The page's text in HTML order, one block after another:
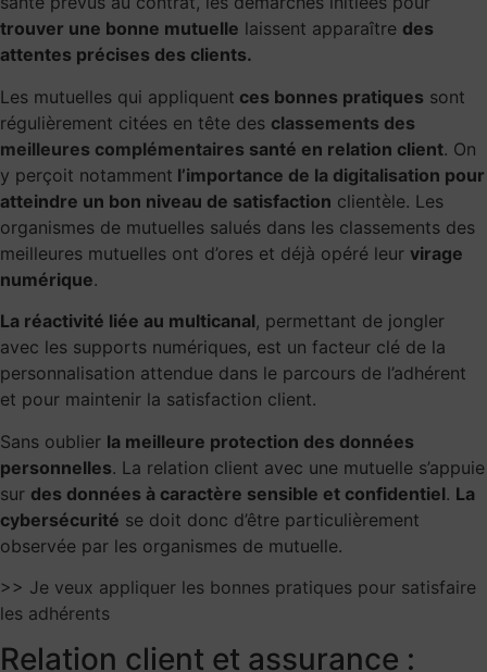
trouver une bonne mutuelle laissent apparaître des
attentes précises des clients.
Les mutuelles qui appliquent ces bonnes pratiques sont
régulièrement citées en tête des classements des
meilleures complémentaires santé en relation client. On
y perçoit notamment l’importance de la digitalisation pour
atteindre un bon niveau de satisfaction clientèle. Les
organismes de mutuelles salués dans les classements des
meilleures mutuelles ont d’ores et déjà opéré leur virage
numérique.
La réactivité liée au multicanal, permettant de jongler
avec les supports numériques, est un facteur clé de la
personnalisation attendue dans le parcours de l’adhérent
et pour maintenir la satisfaction client.
Sans oublier la meilleure protection des données
personnelles. La relation client avec une mutuelle s’appuie
sur des données à caractère sensible et confidentiel. La
cybersécurité se doit donc d’être particulièrement
observée par les organismes de mutuelle.
>> Je veux appliquer les bonnes pratiques pour satisfaire
les adhérents
Relation client et assurance :